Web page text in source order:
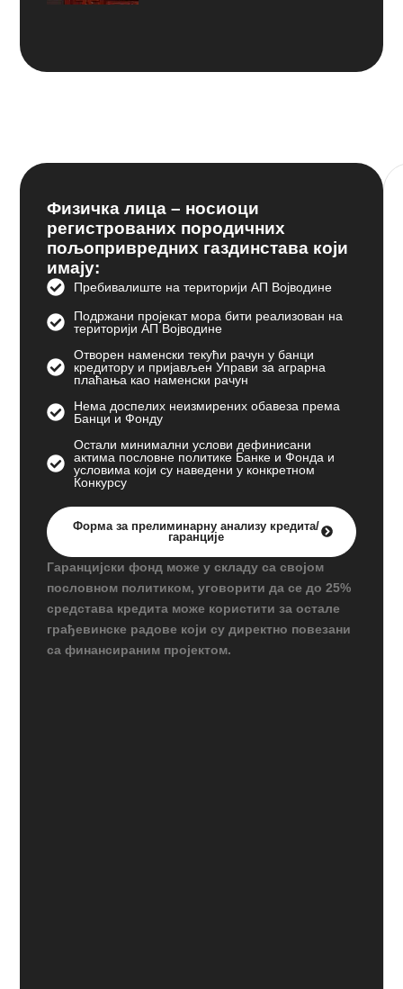
Физичка лица – носиоци
регистрованих породичних
пољопривредних газдинстава који
имају:
Пребивалиште на територији АП Војводине
Подржани пројекат мора бити реализован на
територији АП Војводине
Отворен наменски текући рачун у банци
кредитору и пријављен Управи за аграрна
плаћања као наменски рачун
Нема доспелих неизмирених обавеза према
Банци и Фонду
Остали минимални услови дефинисани
актима пословне политике Банке и Фонда и
условима који су наведени у конкретном
Конкурсу
Форма за прелиминарну анализу кредита/
гаранције
Гаранцијски фонд може у складу са својом
пословном политиком, уговорити да се до 25%
средстава кредита може користити за остале
грађевинске радове који су директно повезани
са финансираним пројектом.